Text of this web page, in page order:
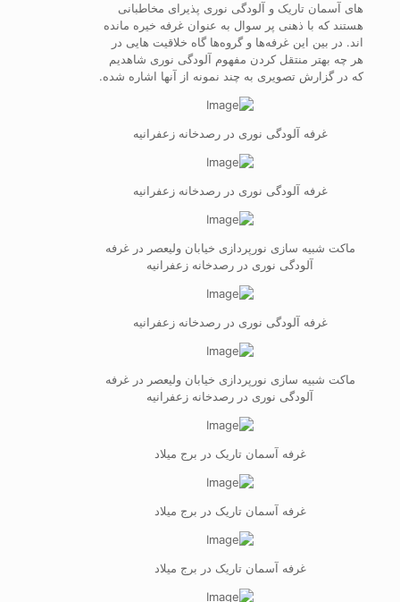
های آسمان تاریک و آلودگی نوری پذیرای مخاطبانی
هستند که با ذهنی پر سوال به عنوان غرفه خیره مانده
اند. در بین این غرفه‌ها و گروه‌ها گاه خلاقیت هایی در
هر چه بهتر منتقل کردن مفهوم آلودگی نوری شاهدیم
که در گزارش تصویری به چند نمونه از آنها اشاره شده.
غرفه آلودگی نوری در رصدخانه زعفرانیه
غرفه آلودگی نوری در رصدخانه زعفرانیه
ماکت شبیه سازی نورپردازی خیابان ولیعصر در غرفه
آلودگی نوری در رصدخانه زعفرانیه
غرفه آلودگی نوری در رصدخانه زعفرانیه
ماکت شبیه سازی نورپردازی خیابان ولیعصر در غرفه
آلودگی نوری در رصدخانه زعفرانیه
غرفه آسمان تاریک در برج میلاد
غرفه آسمان تاریک در برج میلاد
غرفه آسمان تاریک در برج میلاد